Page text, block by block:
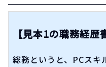
【見本1の職務経歴
総務というと、PCスキ